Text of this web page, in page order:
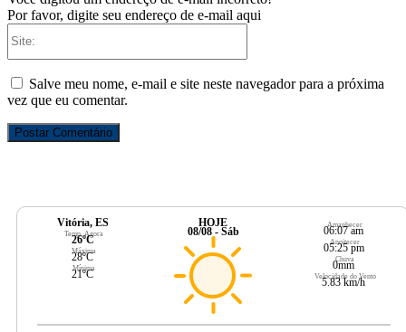
Por favor, digite seu endereço de e-mail aqui
Salve meu nome, e-mail e site neste navegador para a próxima
vez que eu comentar.
Vitória, ES
Temp. Agora
26ºC
Máxima
28ºC
Mínima
21ºC
HOJE
08/08 - Sáb
Amanhecer
06:07 am
Anoitecer
05:25 pm
Chuva
0mm
Velocidade do Vento
5.83 km/h